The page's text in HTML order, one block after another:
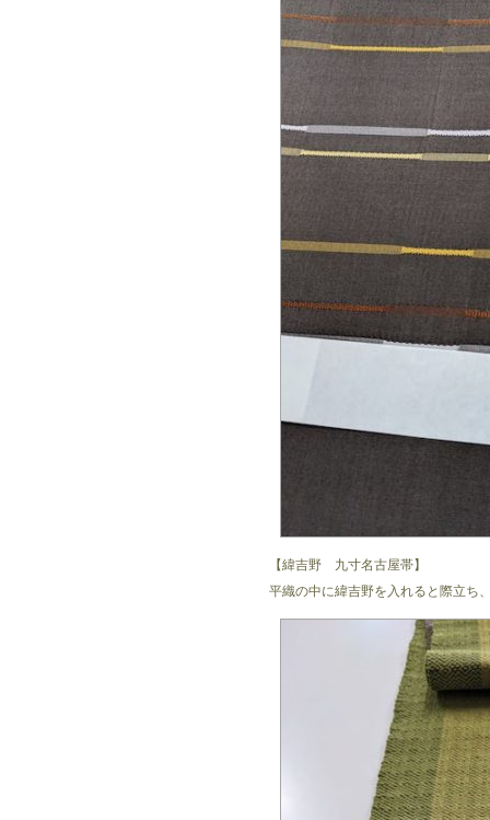
【緯吉野 九寸名古屋帯】
平織の中に緯吉野を入れると際立ち